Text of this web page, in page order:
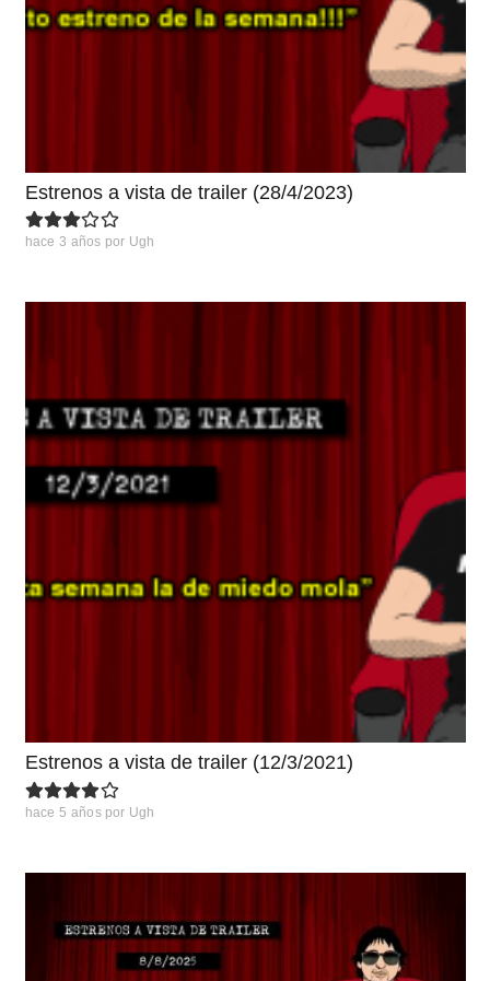
Estrenos a vista de trailer (28/4/2023)
hace 3 años por Ugh
Estrenos a vista de trailer (12/3/2021)
hace 5 años por Ugh